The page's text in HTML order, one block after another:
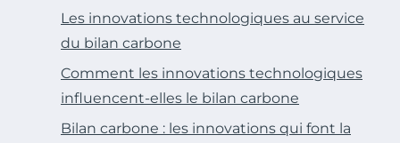
Les innovations technologiques au service
du bilan carbone
Comment les innovations technologiques
influencent-elles le bilan carbone
Bilan carbone : les innovations qui font la